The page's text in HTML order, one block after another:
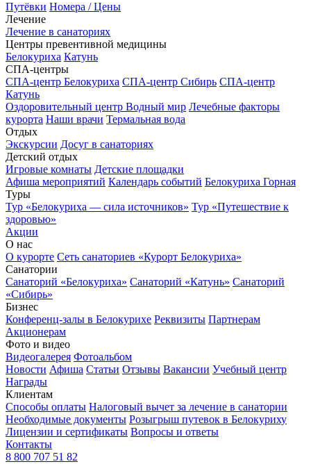
Путёвки Номера / Цены
Лечение
Лечение в санаториях
Центры превентивной медицины
Белокуриха Катунь
СПА-центры
СПА-центр Белокуриха СПА-центр Сибирь СПА-центр
Катунь
Оздоровительный центр Водный мир Лечебные факторы
курорта Наши врачи Термальная вода
Отдых
Экскурсии Досуг в санаториях
Детский отдых
Игровые комнаты Детские площадки
Афиша мероприятий Календарь событий Белокуриха Горная
Туры
Тур «Белокуриха — сила источников» Тур «Путешествие к
здоровью»
Акции
О нас
О курорте Сеть санаториев «Курорт Белокуриха»
Санатории
Санаторий «Белокуриха» Санаторий «Катунь» Санаторий
«Сибирь»
Бизнес
Конференц-залы в Белокурихе Реквизиты Партнерам
Акционерам
Фото и видео
Видеогалерея Фотоальбом
Новости Афиша Статьи Отзывы Вакансии Учебный центр
Награды
Клиентам
Способы оплаты Налоговый вычет за лечение в санатории
Необходимые документы Розыгрыш путевок в Белокуриху
Лицензии и сертификаты Вопросы и ответы
Контакты
8 800 707 51 82